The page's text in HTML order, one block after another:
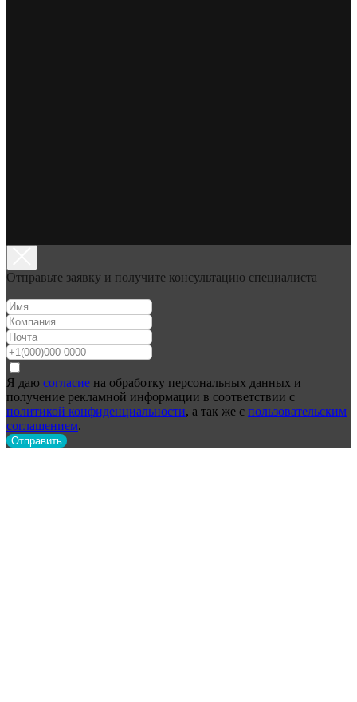
Отправьте заявку и получите консультацию специалиста
Я даю согласие на обработку персональных данных и
получение рекламной информации в соответствии с
политикой конфиденциальности, а так же с пользовательским
соглашением.
Отправить